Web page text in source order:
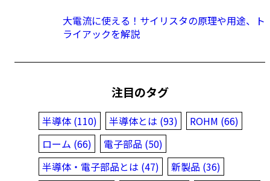
大電流に使える！サイリスタの原理や用途、ト
ライアックを解説
注目のタグ
半導体 (110) 半導体とは (93)
ROHM (66)
ローム (66)
電子部品 (50)
半導体・電子部品とは (47)
新製品 (36)